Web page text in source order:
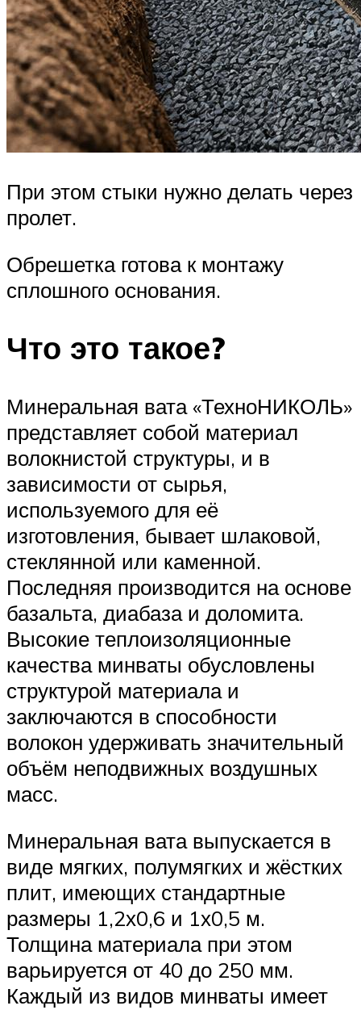
При этом стыки нужно делать через
пролет.
Обрешетка готова к монтажу
сплошного основания.
Что это такое?
Минеральная вата «ТехноНИКОЛЬ»
представляет собой материал
волокнистой структуры, и в
зависимости от сырья,
используемого для её
изготовления, бывает шлаковой,
стеклянной или каменной.
Последняя производится на основе
базальта, диабаза и доломита.
Высокие теплоизоляционные
качества минваты обусловлены
структурой материала и
заключаются в способности
волокон удерживать значительный
объём неподвижных воздушных
масс.
Минеральная вата выпускается в
виде мягких, полумягких и жёстких
плит, имеющих стандартные
размеры 1,2х0,6 и 1х0,5 м.
Толщина материала при этом
варьируется от 40 до 250 мм.
Каждый из видов минваты имеет